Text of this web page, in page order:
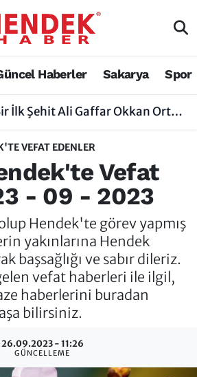
Haberler Sakarya Spor
Okkan Ortaokulu Çoklu Yabancı Dil Uygulama Okulu Oldu
VEFAT EDENLER
Vefat
- 09 - 2023
Hendek'te görev yapmış
yakınlarına Hendek
başsağlığı ve sabır dileriz.
vefat haberleri ile ilgil,
haberlerini buradan
bilirsiniz.
26.09.2023 - 11:26
GÜNCELLEME
Reklam Servisi
Eczaneler
Yoğunluk Haritası